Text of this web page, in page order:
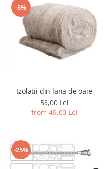
-8%
Izolatii din lana de oaie
53,00 Lei
from 49,00 Lei
-25%